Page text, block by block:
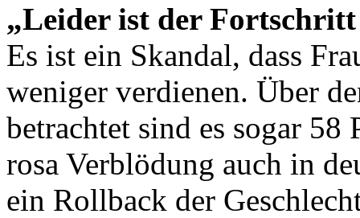
„Leider ist der Fortschritt
Es ist ein Skandal, dass
weniger verdienen. Über
betrachtet sind es sogar
rosa Verblödung auch in
ein Rollback der